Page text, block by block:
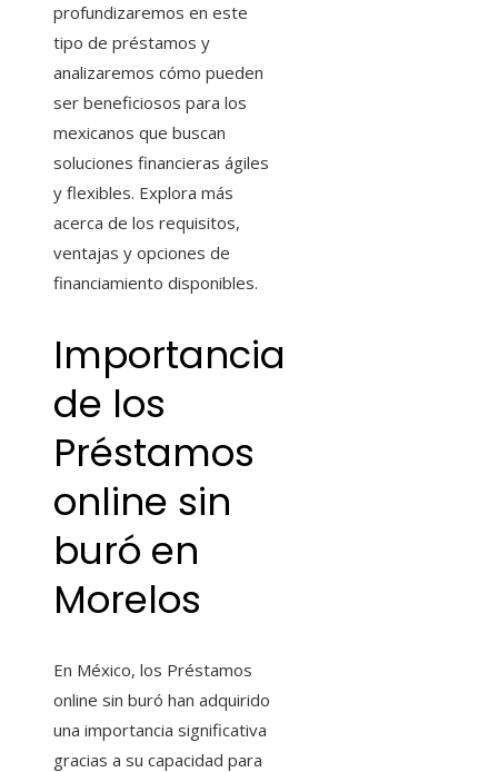
profundizaremos en este
tipo de préstamos y
analizaremos cómo pueden
ser beneficiosos para los
mexicanos que buscan
soluciones financieras ágiles
y flexibles. Explora más
acerca de los requisitos,
ventajas y opciones de
financiamiento disponibles.
Importancia
de los
Préstamos
online sin
buró en
Morelos
En México, los Préstamos
online sin buró han adquirido
una importancia significativa
gracias a su capacidad para